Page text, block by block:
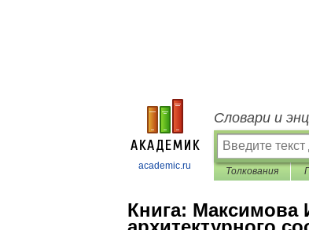
academic.ru
Словари и
Толкования
Книга: Максимова